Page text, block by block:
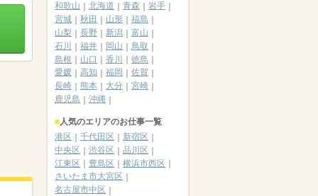
和歌山
北海道 青森
岩手
宮城
秋田 山形
福島
山梨
長野 新潟
富山
石川
福井 岡山
鳥取
島根
山口 香川
徳島
愛媛
高知 福岡
佐賀
長崎
熊本 大分
宮崎
鹿児島
沖縄
人気のエリアのお仕事一覧
港区
千代田区
新宿区
中央区
渋谷区
品川区
江東区
豊島区
横浜市西区
さいたま市大宮区
名古屋市中区